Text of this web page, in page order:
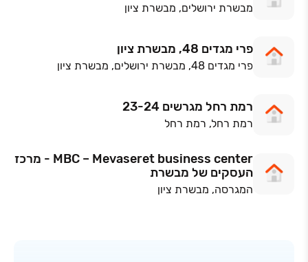
מבשרת ירושלים, מבשרת ציון
פרי מגדים 48, מבשרת ציון
פרי מגדים 48, מבשרת ירושלים, מבשרת ציון
רמת רחל מגרשים 23-24
רמת רחל, רמת רחל
MBC – Mevaseret business center - מרכז
העסקים של מבשרת
המגרסה, מבשרת ציון